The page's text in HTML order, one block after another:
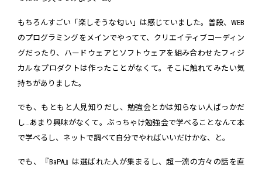
もちろんすごい「楽しそうな匂い」は感じていました。普段、WEB
のプログラミングをメインでやってて、クリエイティブコーディン
グだったり、ハードウェアとソフトウェアを組み合わせたフィジ
カルなプロダクトは作ったことがなくて。そこに触れてみたい気
持ちがありました。
でも、もともと人見知りだし、勉強会とかは知らない人ばっかだ
し…あまり興味がなくて。ぶっちゃけ勉強会で学べることなんて本
で学べるし、ネットで調べて自分でやればいいだけかな、と。
でも、『BaPA』は選ばれた人が集まるし、超一流の方々の話を直